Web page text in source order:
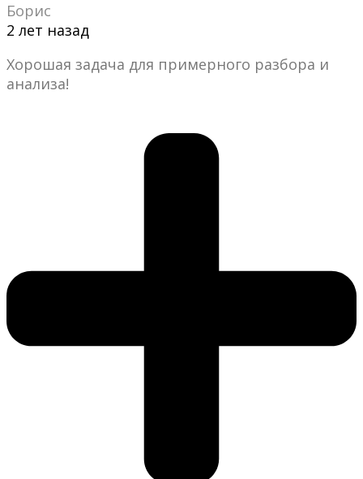
Борис
2 лет назад
Хорошая задача для примерного разбора и
анализа!